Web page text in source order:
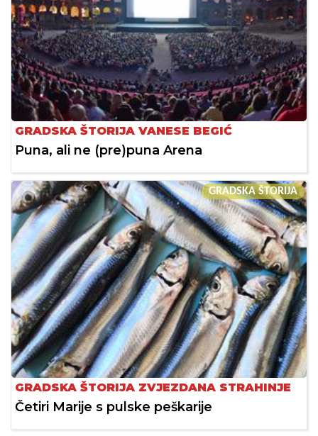
GRADSKA ŠTORIJA VANESE BEGIĆ
Puna, ali ne (pre)puna Arena
GRADSKA ŠTORIJA
GRADSKA ŠTORIJA ZVJEZDANA STRAHINJE
Četiri Marije s pulske peškarije